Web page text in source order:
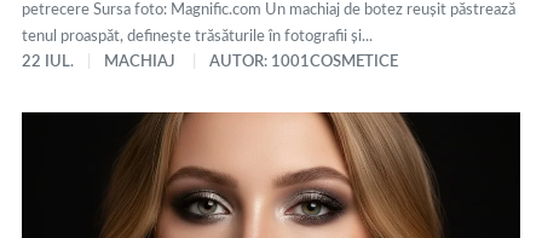
petrecere Sursa foto: Magnific.com Un machiaj de botez reușit păstrează
tenul proaspăt, definește trăsăturile în fotografii și...
22 IUL.
MACHIAJ AUTOR: 1001COSMETICE